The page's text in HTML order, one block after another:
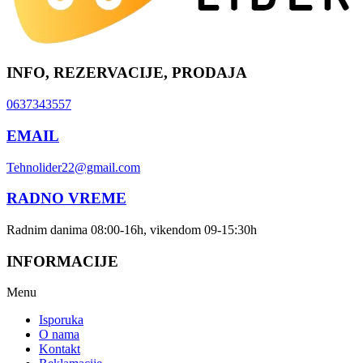
INFO, REZERVACIJE, PRODAJA
0637343557
EMAIL
Tehnolider22@gmail.com
RADNO VREME
Radnim danima 08:00-16h, vikendom 09-15:30h
INFORMACIJE
Menu
Isporuka
O nama
Kontakt